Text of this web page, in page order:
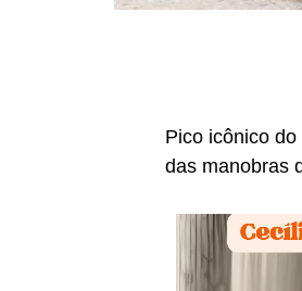
Pico icônico
das manobras